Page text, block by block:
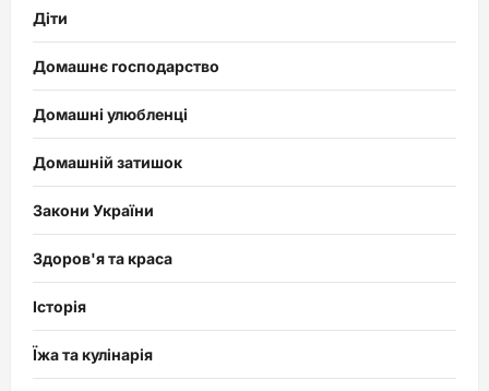
Діти
Домашнє господарство
Домашні улюбленці
Домашній затишок
Закони України
Здоров'я та краса
Історія
Їжа та кулінарія